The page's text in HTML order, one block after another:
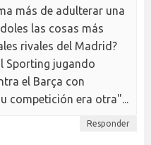
más de adulterar una
las cosas más
rivales del Madrid?
Sporting jugando
el Barça con
competición era otra"...
Responder